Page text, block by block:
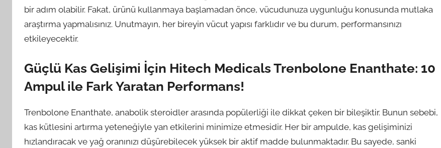
bir adım olabilir. Fakat, ürünü kullanmaya başlamadan önce, vücudunuza uygunluğu konusunda mutlaka
araştırma yapmalısınız. Unutmayın, her bireyin vücut yapısı farklıdır ve bu durum, performansınızı
etkileyecektir.
Güçlü Kas Gelişimi İçin Hitech Medicals Trenbolone Enanthate: 10
Ampul ile Fark Yaratan Performans!
Trenbolone Enanthate, anabolik steroidler arasında popülerliği ile dikkat çeken bir bileşiktir. Bunun sebebi,
kas kütlesini artırma yeteneğiyle yan etkilerini minimize etmesidir. Her bir ampulde, kas gelişiminizi
hızlandıracak ve yağ oranınızı düşürebilecek yüksek bir aktif madde bulunmaktadır. Bu sayede, sanki